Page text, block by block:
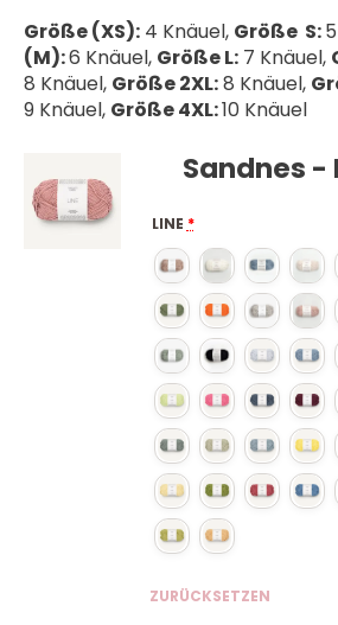
Größe (XS): 4 Knäuel, Größe S:
(M):6 Knäuel, Größe L: 7 Knäuel,
8 Knäuel, Größe 2XL:8 Knäuel,
9 Knäuel, Größe 4XL:10 Knäuel
Sandnes -
LINE *
ZURÜCKSETZEN